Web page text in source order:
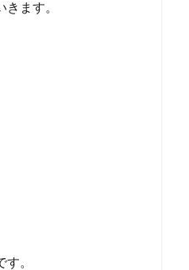
ます。
。